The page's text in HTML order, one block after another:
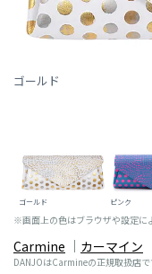
ゴールド
ゴールド ピンク
※画面上の色はブラウザや設定に
Carmine カーマイン
DANJOはCarmineの正規取扱店で